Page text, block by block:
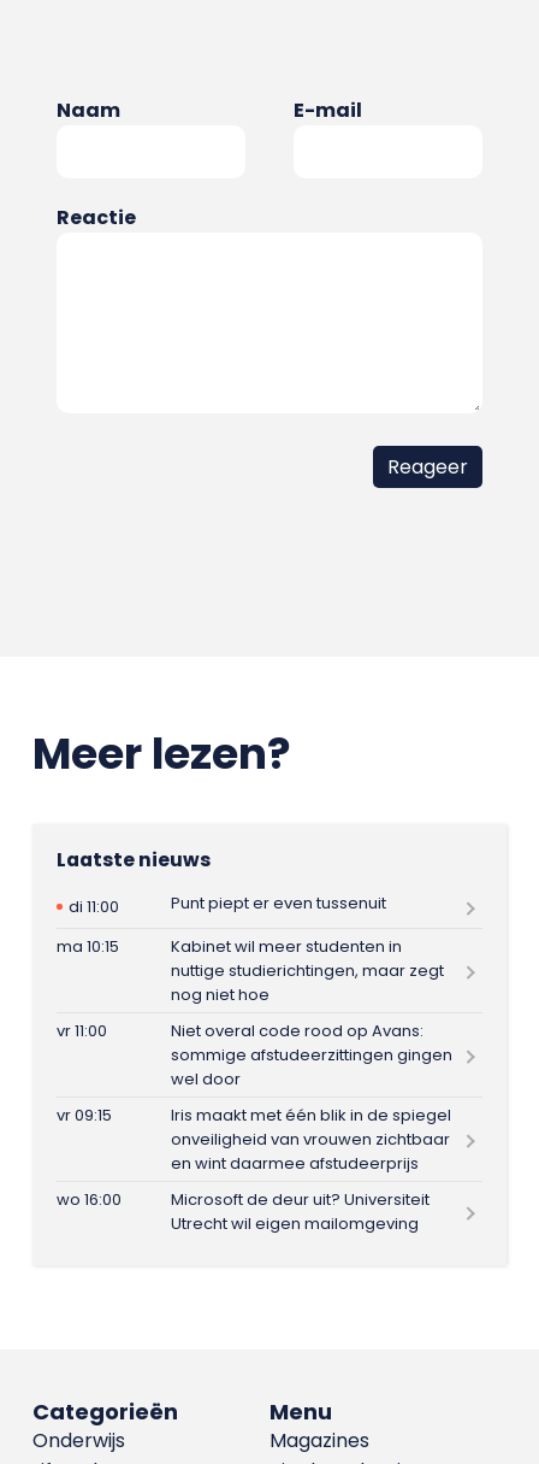
Naam E-mail
Reactie
Meer lezen?
Laatste nieuws
di 11:00
Punt piept er even tussenuit
ma 10:15
Kabinet wil meer studenten in
nuttige studierichtingen, maar zegt
nog niet hoe
vr 11:00
Niet overal code rood op Avans:
sommige afstudeerzittingen gingen
wel door
vr 09:15
Iris maakt met één blik in de spiegel
onveiligheid van vrouwen zichtbaar
en wint daarmee afstudeerprijs
wo 16:00
Microsoft de deur uit? Universiteit
Utrecht wil eigen mailomgeving
Menu
Magazines
Categorieën
Onderwijs